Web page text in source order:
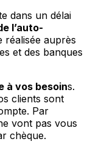
dans un délai
l’auto-
réalisée auprès
et des banques
à vos besoins.
clients sont
Par
vont pas vous
chèque.